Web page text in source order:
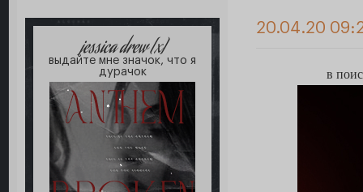
jessica drew [x]
выдайте мне значок, что я
дурачок
20.04.20
в